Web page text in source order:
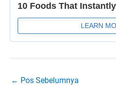
← Pos Sebelumnya